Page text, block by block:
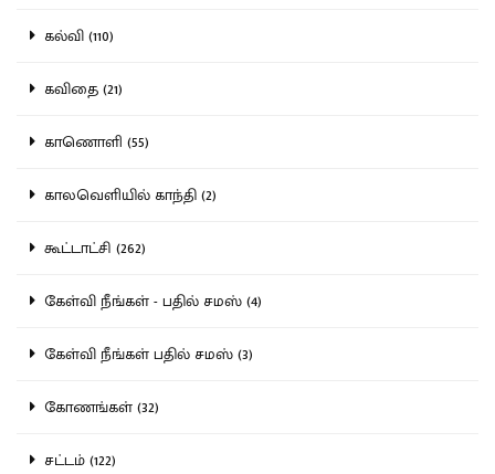
கல்வி (110)
கவிதை (21)
காணொளி (55)
காலவெளியில் காந்தி (2)
கூட்டாட்சி (262)
கேள்வி நீங்கள் - பதில் சமஸ் (4)
கேள்வி நீங்கள் பதில் சமஸ் (3)
கோணங்கள் (32)
சட்டம் (122)